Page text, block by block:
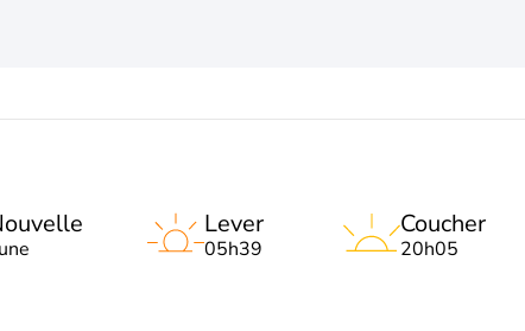
Lever
05h39
Coucher
20h05